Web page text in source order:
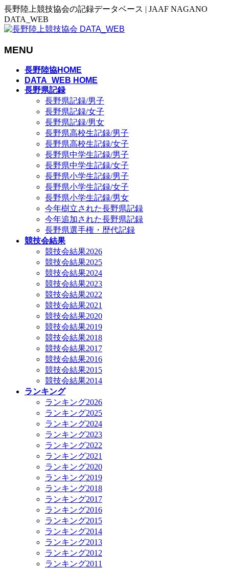
長野陸上競技協会の記録データベース | JAAF NAGANO
DATA_WEB
MENU
長野陸協HOME
DATA_WEB HOME
長野県記録
長野県記録/男子
長野県記録/女子
長野県記録/男女
長野県高校生記録/男子
長野県高校生記録/女子
長野県中学生記録/男子
長野県中学生記録/女子
長野県小学生記録/男子
長野県小学生記録/女子
長野県小学生記録/男女
今年樹立された長野県記録
今年追加された長野県記録
長野県選手権・歴代記録
競技会結果
競技会結果2026
競技会結果2025
競技会結果2024
競技会結果2023
競技会結果2022
競技会結果2021
競技会結果2020
競技会結果2019
競技会結果2018
競技会結果2017
競技会結果2016
競技会結果2015
競技会結果2014
ランキング
ランキング2026
ランキング2025
ランキング2024
ランキング2023
ランキング2022
ランキング2021
ランキング2020
ランキング2019
ランキング2018
ランキング2017
ランキング2016
ランキング2015
ランキング2014
ランキング2013
ランキング2012
ランキング2011